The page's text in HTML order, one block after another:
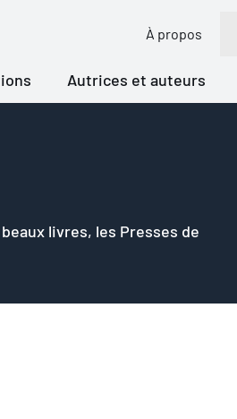
À propos
Autrices et auteurs
livres, les Presses de